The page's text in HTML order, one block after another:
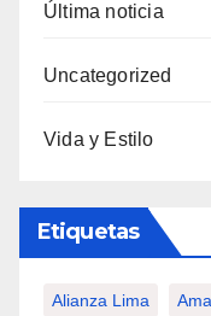
Última noticia
Uncategorized
Vida y Estilo
Etiquetas
Alianza Lima